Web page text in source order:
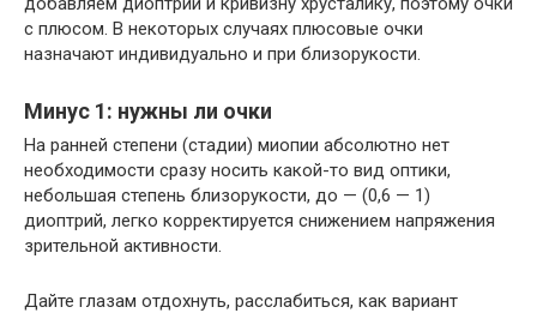
с плюсом. В некоторых случаях плюсовые очки
назначают индивидуально и при близорукости.
Минус 1: нужны ли очки
На ранней степени (стадии) миопии абсолютно нет
необходимости сразу носить какой-то вид оптики,
небольшая степень близорукости, до — (0,6 — 1)
диоптрий, легко корректируется снижением напряжения
зрительной активности.
Дайте глазам отдохнуть, расслабиться, как вариант